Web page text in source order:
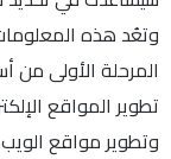
وتعُد هذه
المرحلة الأولى من
تطوير المواقع
وتطوير مواقع